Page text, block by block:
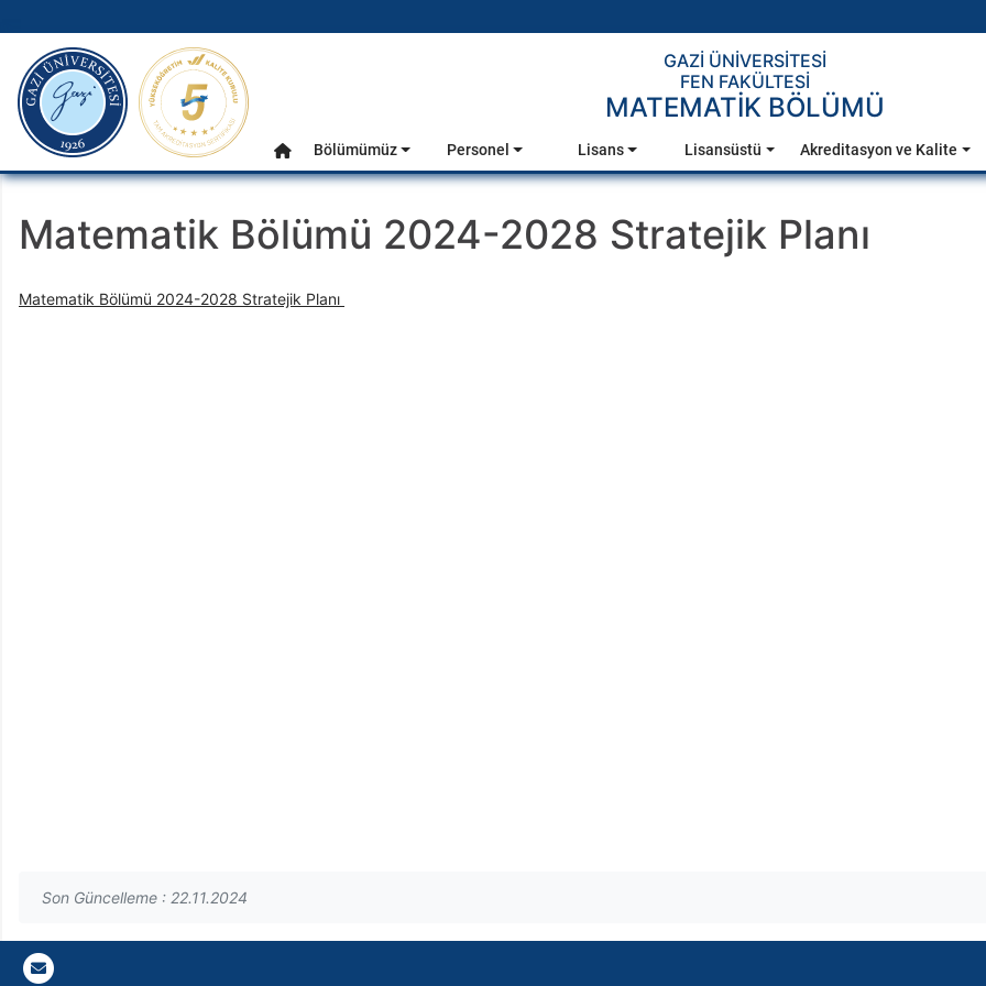
Ana Menü
gazi.edu.tr
GAZİ ÜNİVERSİTESİ
FEN FAKÜLTESİ
MATEMATİK BÖLÜMÜ
Anasayfa
Bölümümüz Personel Lisans Lisansüstü Akreditasyon ve Kalite
Matematik Bölümü 2024-2028 Stratejik Planı
Matematik Bölümü 2024-2028 Stratejik Planı
Son Güncelleme : 22.11.2024
Gazi E-Mail